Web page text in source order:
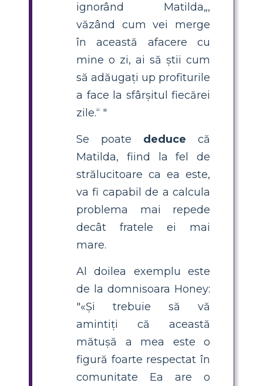
ignorând Matilda„,
văzând cum vei merge
în această afacere cu
mine o zi, ai să știi cum
să adăugați up profiturile
a face la sfârșitul fiecărei
zile.“ "
Se poate deduce că
Matilda, fiind la fel de
strălucitoare ca ea este,
va fi capabil de a calcula
problema mai repede
decât fratele ei mai
mare.
Al doilea exemplu este
de la domnisoara Honey:
"«Și trebuie să vă
amintiți că această
mătușă a mea este o
figură foarte respectat în
comunitate Ea are o